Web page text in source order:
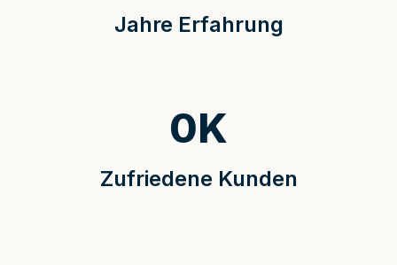
Jahre Erfahrung
Zufriedene Kunden
0K